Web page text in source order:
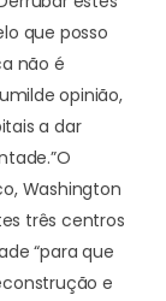
que posso
não é
opinião,
a dar
O
Washington
três centros
“para que
e